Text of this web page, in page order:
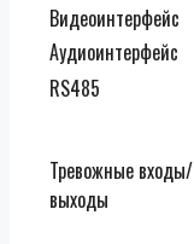
Видеоинтерфейс
Аудиоинтерфейс
RS485
Тревожные входы/
выходы